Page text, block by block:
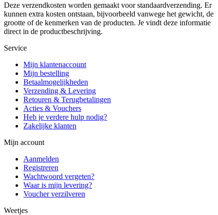
Deze verzendkosten worden gemaakt voor standaardverzending. Er
kunnen extra kosten ontstaan, bijvoorbeeld vanwege het gewicht, de
grootte of de kenmerken van de producten. Je vindt deze informatie
direct in de productbeschrijving.
Service
Mijn klantenaccount
Mijn bestelling
Betaalmogelijkheden
Verzending & Levering
Retouren & Terugbetalingen
Acties & Vouchers
Heb je verdere hulp nodig?
Zakelijke klanten
Mijn account
Aanmelden
Registreren
Wachtwoord vergeten?
Waar is mijn levering?
Voucher verzilveren
Weetjes